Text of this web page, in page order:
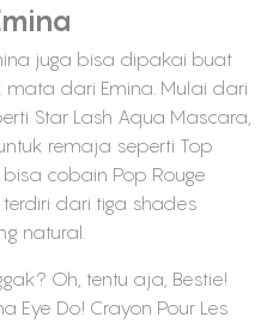
juga bisa dipakai buat
dari Emina. Mulai dari
Star Lash Aqua Mascara,
remaja seperti Top
bisa cobain Pop Rouge
dari tiga shades
natural.
Oh, tentu aja, Bestie!
Do! Crayon Pour Les